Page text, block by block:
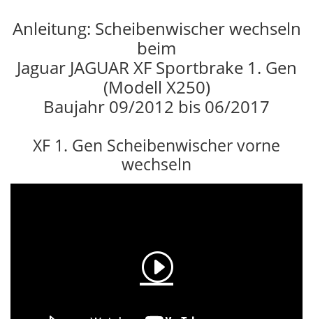
Anleitung: Scheibenwischer wechseln
beim
Jaguar JAGUAR XF Sportbrake 1. Gen
(Modell X250)
Baujahr 09/2012 bis 06/2017
XF 1. Gen Scheibenwischer vorne
wechseln